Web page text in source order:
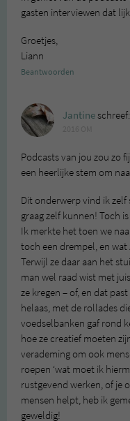
gasten interviewen dat
Groetjes,
Liann
Beantwoorden
Jantineschreef:
Podcasts van jou zou zo
een heerlijke stem om
Dit onderwerp vind ik
graag zelf kunnen! Toch
Ik merkte het toen we
toch een drempel, en wat
Terwijl ze daar aan het
man wel raad wist met
ze kregen – of, en dat
helaas, met de rollades
voedselbanken gaf rond
hoe ze creatief moeten
verademing om ook
roepen ‘wat moet ik
rustgevend werken, of je
mensen helpt, heb ik
geweldig!